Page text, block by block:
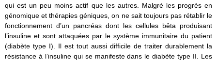
qui est un peu moins actif que les autres. Malgré les progrès en
génomique et thérapies géniques, on ne sait toujours pas rétablir le
fonctionnement d’un pancréas dont les cellules bêta produisant
l’insuline et sont attaquées par le système immunitaire du patient
(diabète type I). Il est tout aussi difficile de traiter durablement la
résistance à l’insuline qui se manifeste dans le diabète type II. Les